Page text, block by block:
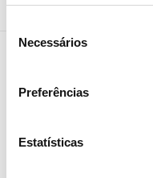
Necessários
Preferências
Estatísticas
Receba